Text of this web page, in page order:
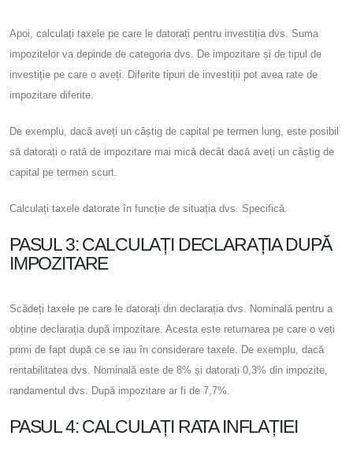
Apoi, calculați taxele pe care le datorați pentru investiția dvs. Suma
impozitelor va depinde de categoria dvs. De impozitare și de tipul de
investiție pe care o aveți. Diferite tipuri de investiții pot avea rate de
impozitare diferite.
De exemplu, dacă aveți un câștig de capital pe termen lung, este posibil
să datorați o rată de impozitare mai mică decât dacă aveți un câștig de
capital pe termen scurt.
Calculați taxele datorate în funcție de situația dvs. Specifică.
PASUL 3: CALCULAȚI DECLARAȚIA DUPĂ
IMPOZITARE
Scădeți taxele pe care le datorați din declarația dvs. Nominală pentru a
obține declarația după impozitare. Acesta este returnarea pe care o veți
primi de fapt după ce se iau în considerare taxele. De exemplu, dacă
rentabilitatea dvs. Nominală este de 8% și datorați 0,3% din impozite,
randamentul dvs. După impozitare ar fi de 7,7%.
PASUL 4: CALCULAȚI RATA INFLAȚIEI